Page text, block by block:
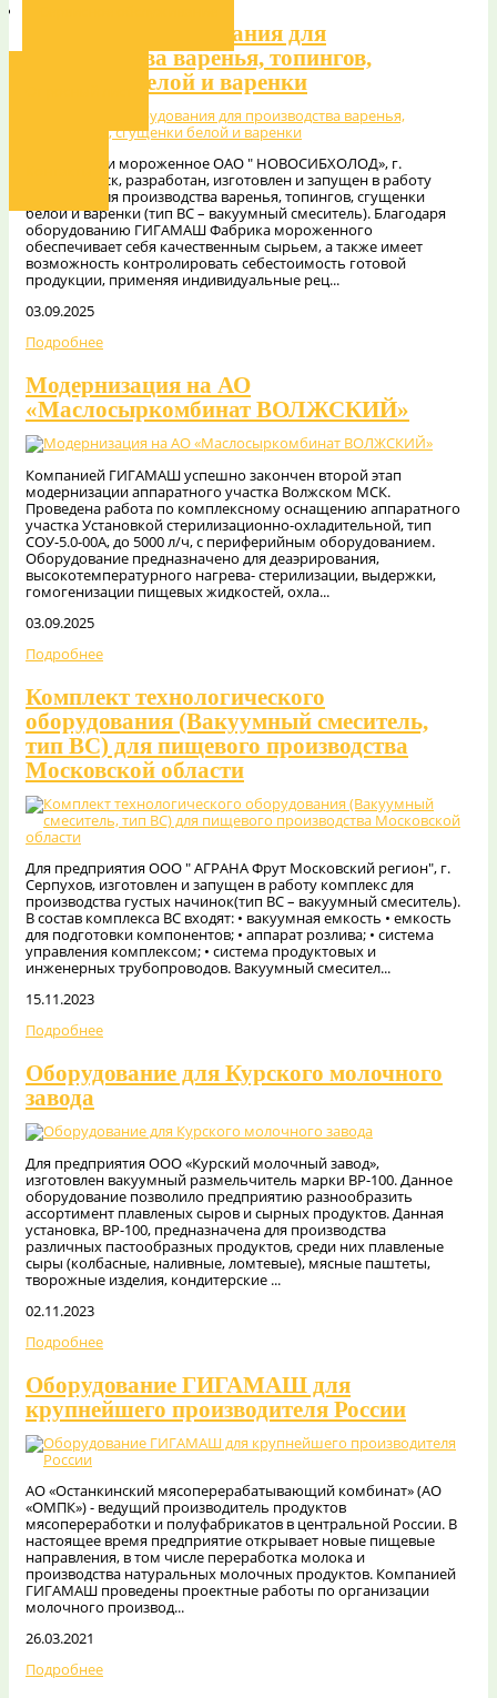
Комплект оборудования для
производства варенья, топингов,
сгущенки белой и варенки
Для фабрики мороженное ОАО " НОВОСИБХОЛОД», г.
Новосибирск, разработан, изготовлен и запущен в работу
комплекс для производства варенья, топингов, сгущенки
белой и варенки (тип ВС – вакуумный смеситель). Благодаря
оборудованию ГИГАМАШ Фабрика мороженного
обеспечивает себя качественным сырьем, а также имеет
возможность контролировать себестоимость готовой
продукции, применяя индивидуальные рец...
03.09.2025
Подробнее
Модернизация на АО
«Маслосыркомбинат ВОЛЖСКИЙ»
Компанией ГИГАМАШ успешно закончен второй этап
модернизации аппаратного участка Волжском МСК.
Проведена работа по комплексному оснащению аппаратного
участка Установкой стерилизационно-охладительной, тип
СОУ-5.0-00А, до 5000 л/ч, с периферийным оборудованием.
Оборудование предназначено для деаэрирования,
высокотемпературного нагрева- стерилизации, выдержки,
гомогенизации пищевых жидкостей, охла...
03.09.2025
Подробнее
Комплект технологического
оборудования (Вакуумный смеситель,
тип ВС) для пищевого производства
Московской области
Для предприятия ООО " АГРАНА Фрут Московский регион", г.
Серпухов, изготовлен и запущен в работу комплекс для
производства густых начинок(тип ВС – вакуумный смеситель).
В состав комплекса ВС входят: • вакуумная емкость • емкость
для подготовки компонентов; • аппарат розлива; • система
управления комплексом; • система продуктовых и
инженерных трубопроводов. Вакуумный смесител...
15.11.2023
Подробнее
Оборудование для Курского молочного
завода
Для предприятия ООО «Курский молочный завод»,
изготовлен вакуумный размельчитель марки ВР-100. Данное
оборудование позволило предприятию разнообразить
ассортимент плавленых сыров и сырных продуктов. Данная
установка, ВР-100, предназначена для производства
различных пастообразных продуктов, среди них плавленые
сыры (колбасные, наливные, ломтевые), мясные паштеты,
творожные изделия, кондитерские ...
02.11.2023
Подробнее
Оборудование ГИГАМАШ для
крупнейшего производителя России
АО «Останкинский мясоперерабатывающий комбинат» (АО
«ОМПК») - ведущий производитель продуктов
мясопереработки и полуфабрикатов в центральной России. В
настоящее время предприятие открывает новые пищевые
направления, в том числе переработка молока и
производства натуральных молочных продуктов. Компанией
ГИГАМАШ проведены проектные работы по организации
молочного производ...
26.03.2021
Подробнее